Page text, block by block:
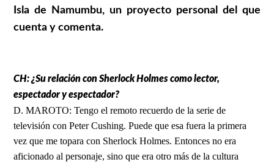
Isla de Namumbu, un proyecto personal del que
cuenta y comenta.
CH: ¿Su relación con Sherlock Holmes como lector,
espectador y espectador?
D. MAROTO: Tengo el remoto recuerdo de la serie de
televisión con Peter Cushing. Puede que esa fuera la primera
vez que me topara con Sherlock Holmes. Entonces no era
aficionado al personaje, sino que era otro más de la cultura